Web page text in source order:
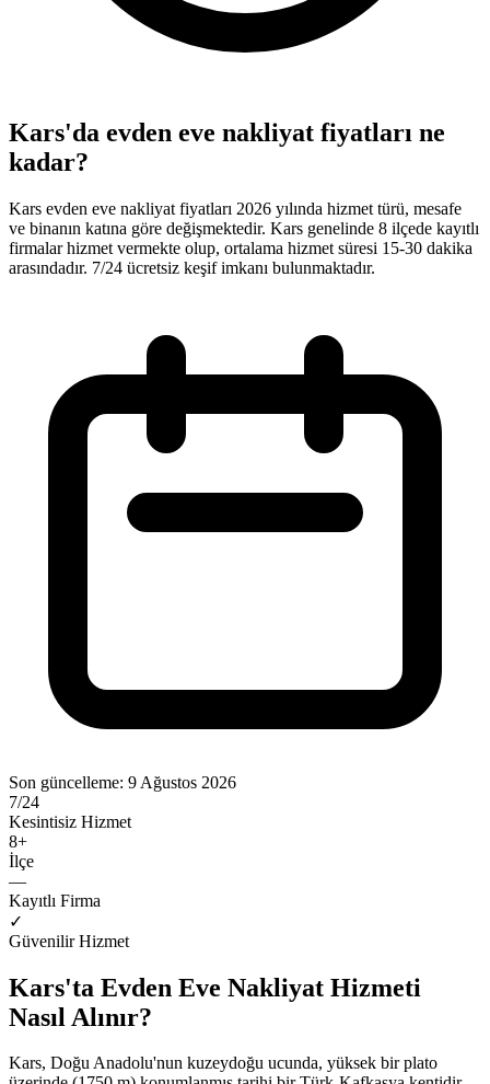
Kars'da evden eve nakliyat fiyatları ne
kadar?
Kars evden eve nakliyat fiyatları 2026 yılında hizmet türü, mesafe
ve binanın katına göre değişmektedir. Kars genelinde 8 ilçede kayıtlı
firmalar hizmet vermekte olup, ortalama hizmet süresi 15-30 dakika
arasındadır. 7/24 ücretsiz keşif imkanı bulunmaktadır.
Son güncelleme: 9 Ağustos 2026
7/24
Kesintisiz Hizmet
8+
İlçe
—
Kayıtlı Firma
✓
Güvenilir Hizmet
Kars'ta Evden Eve Nakliyat Hizmeti
Nasıl Alınır?
Kars, Doğu Anadolu'nun kuzeydoğu ucunda, yüksek bir plato